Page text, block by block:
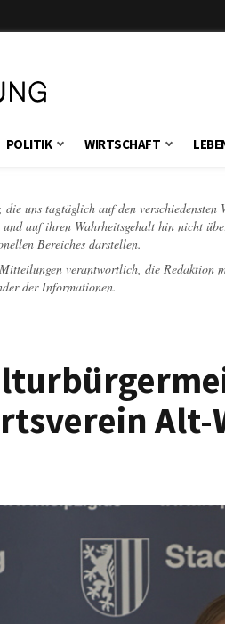
POLITIK WIRTSCHAFT
uns tagtäglich auf den
auf ihren Wahrheitsgehalt hin nicht
Bereiches darstellen.
verantwortlich, die Redaktion
der Informationen.
Alt-